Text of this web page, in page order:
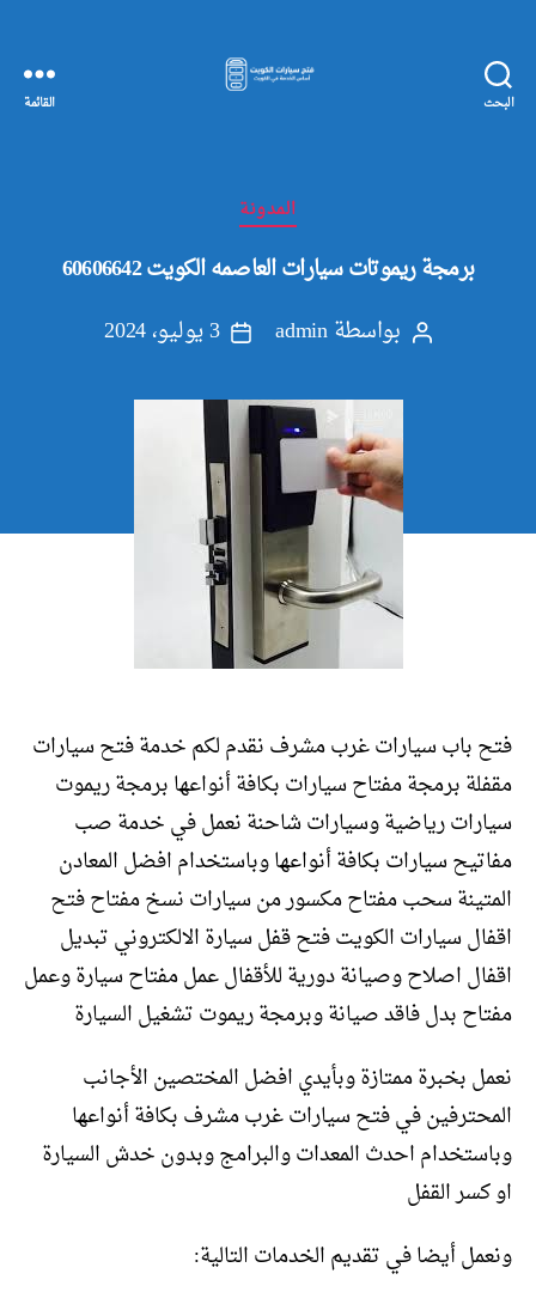
البحث
الكويت
القائمة
التصنيفاتالمدونة
برمجة ريموتات سيارات العاصمه الكويت 60606642
كاتببواسطةadmin
تاريخ
3 يوليو، 2024
فتح باب سيارات غرب مشرف نقدم لكم خدمة فتح سيارات
مقفلة برمجة مفتاح سيارات بكافة أنواعها برمجة ريموت
سيارات رياضية وسيارات شاحنة نعمل في خدمة صب
مفاتيح سيارات بكافة أنواعها وباستخدام افضل المعادن
المتينة سحب مفتاح مكسور من سيارات نسخ مفتاح فتح
اقفال سيارات الكويت فتح قفل سيارة الالكتروني تبديل
اقفال اصلاح وصيانة دورية للأقفال عمل مفتاح سيارة وعمل
مفتاح بدل فاقد صيانة وبرمجة ريموت تشغيل السيارة
نعمل بخبرة ممتازة وبأيدي افضل المختصين الأجانب
المحترفين في فتح سيارات غرب مشرف بكافة أنواعها
وباستخدام احدث المعدات والبرامج وبدون خدش السيارة
او كسر القفل
ونعمل أيضا في تقديم الخدمات التالية: